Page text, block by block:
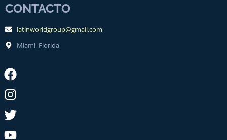
CONTACTO
latinworldgroup@gmail.com
Miami, Florida